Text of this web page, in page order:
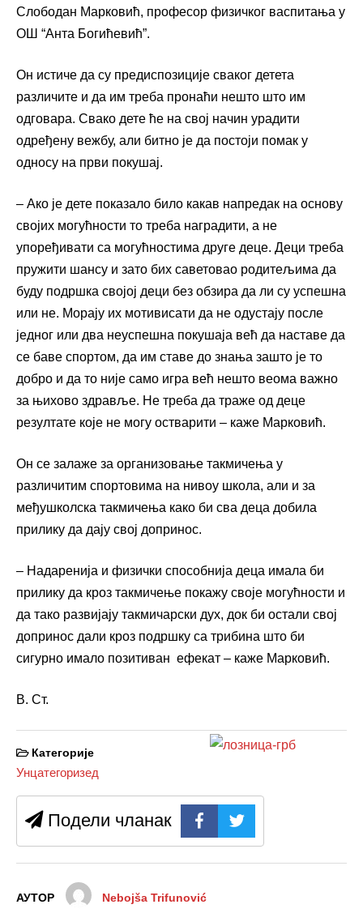
Слободан Марковић, професор физичког васпитања у
ОШ “Анта Богићевић”.
Он истиче да су предиспозиције сваког детета
различите и да им треба пронаћи нешто што им
одговара. Свако дете ће на свој начин урадити
одређену вежбу, али битно је да постоји помак у
односу на први покушај.
– Ако је дете показало било какав напредак на основу
својих могућности то треба наградити, а не
упоређивати са могућностима друге деце. Деци треба
пружити шансу и зато бих саветовао родитељима да
буду подршка својој деци без обзира да ли су успешна
или не. Морају их мотивисати да не одустају после
једног или два неуспешна покушаја већ да наставе да
се баве спортом, да им ставе до знања зашто је то
добро и да то није само игра већ нешто веома важно
за њихово здравље. Не треба да траже од деце
резултате које не могу остварити – каже Марковић.
Он се залаже за организовање такмичења у
различитим спортовима на нивоу школа, али и за
међушколска такмичења како би сва деца добила
прилику да дају свој допринос.
– Надаренија и физички способнија деца имала би
прилику да кроз такмичење покажу своје могућности и
да тако развијају такмичарски дух, док би остали свој
допринос дали кроз подршку са трибина што би
сигурно имало позитиван ефекат – каже Марковић.
В. Ст.
Категорије
Унцатегоризед
Подели чланак
АУТОР Nebojša Trifunović